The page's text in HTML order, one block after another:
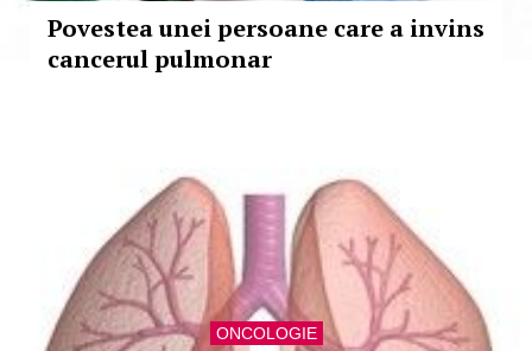
Povestea unei persoane care a invins
cancerul pulmonar
ONCOLOGIE